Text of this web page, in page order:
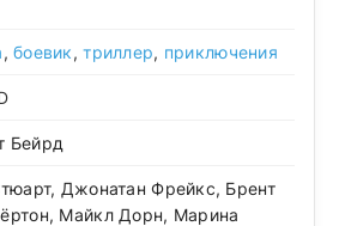
,боевик,триллер, приключения
Бейрд
Джонатан Фрейкс, Брент
Майкл Дорн, Марина